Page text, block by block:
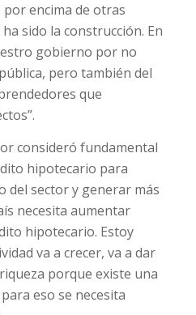
encima de otras
sido la construcción. En
gobierno por no
pero también del
que
consideró fundamental
hipotecario para
del sector y generar más
necesita aumentar
hipotecario. Estoy
va a crecer, va a dar
porque existe una
eso se necesita